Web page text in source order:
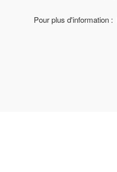
Pour plus d'information :